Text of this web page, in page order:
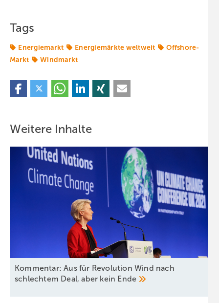
Tags
Energiemarkt Energiemärkte weltweit
Offshore-
Markt
Windmarkt
Weitere Inhalte
Kommentar: Aus für Revolution Wind nach
schlechtem Deal, aber kein Ende